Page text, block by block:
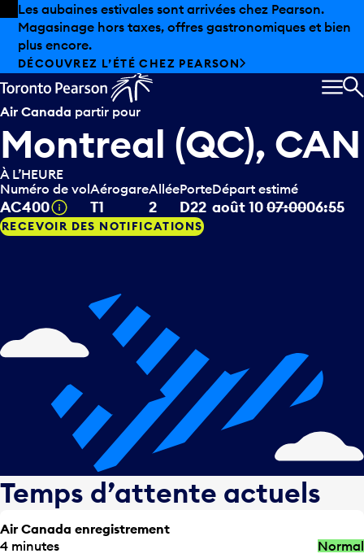
Skip to offers
Passer au contenu principal
Les aubaines estivales sont arrivées chez Pearson.
Magasinage hors taxes, offres gastronomiques et bien
plus encore.
DÉCOUVREZ L’ÉTÉ CHEZ PEARSON
Air Canada partir pour
Montreal (QC), CAN
À L’HEURE
Numéro de vol
AC400 Infobulle
Aérogare
T1
Allée
2
Porte
D22
Départ estimé
août 1007:0006:55
RECEVOIR DES NOTIFICATIONS
Temps d’attente actuels
Air Canada enregistrement
4 minutes
Normal